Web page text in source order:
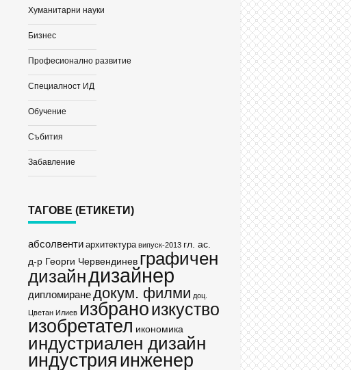
Хуманитарни науки
Бизнес
Професионално развитие
Специалност ИД
Обучение
Събития
Забавление
ТАГОВЕ (ЕТИКЕТИ)
абсолвенти архитектура випуск-2013 гл. ас.
д-р Георги Червендинев графичен
дизайндизайнер
дипломиранедокум. филми доц.
Цветан Илиев избраноизкуство
изобретател икономика
индустриален дизайн
индустрияинженер